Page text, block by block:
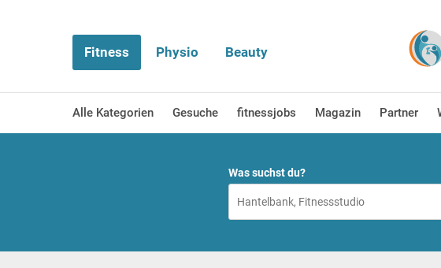
Fitness Physio Beauty
Alle Kategorien Gesuche fitnessjobs Magazin Partner
Was suchst du?